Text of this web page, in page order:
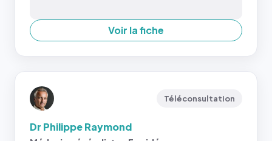
Voir la fiche
Téléconsultation
Dr Philippe Raymond